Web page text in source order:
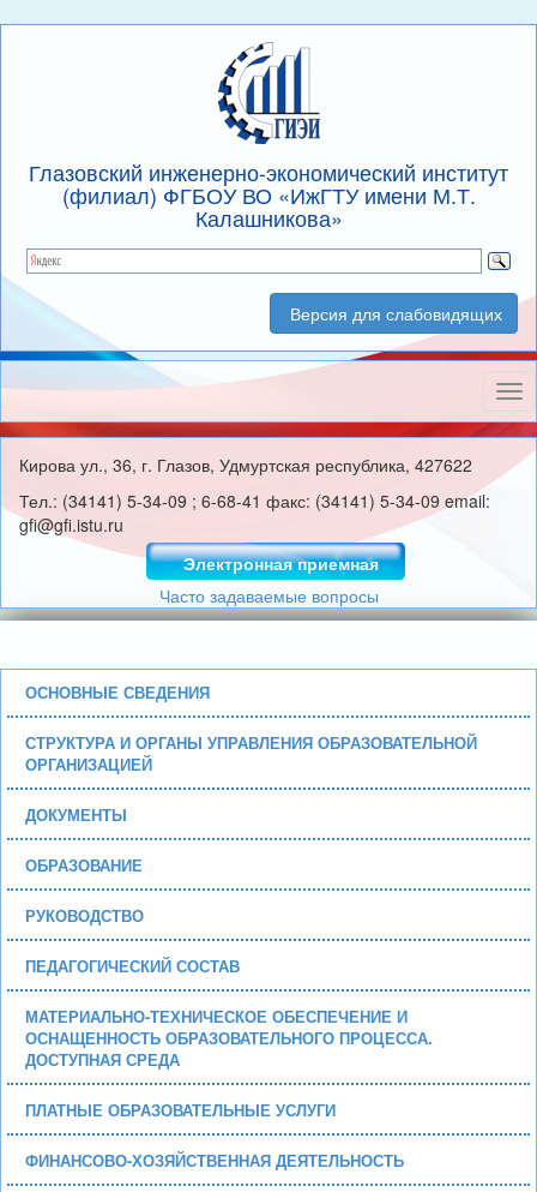
Глазовский инженерно-экономический институт
(филиал) ФГБОУ ВО «ИжГТУ имени М.Т.
Калашникова»
Версия для слабовидящих
Кирова ул., 36, г. Глазов, Удмуртская республика, 427622
Тел.: (34141) 5-34-09 ; 6-68-41 факс: (34141) 5-34-09 email:
gfi@gfi.istu.ru
Электронная приемная
Часто задаваемые вопросы
ОСНОВНЫЕ СВЕДЕНИЯ
СТРУКТУРА И ОРГАНЫ УПРАВЛЕНИЯ ОБРАЗОВАТЕЛЬНОЙ
ОРГАНИЗАЦИЕЙ
ДОКУМЕНТЫ
ОБРАЗОВАНИЕ
РУКОВОДСТВО
ПЕДАГОГИЧЕСКИЙ СОСТАВ
МАТЕРИАЛЬНО-ТЕХНИЧЕСКОЕ ОБЕСПЕЧЕНИЕ И
ОСНАЩЕННОСТЬ ОБРАЗОВАТЕЛЬНОГО ПРОЦЕССА.
ДОСТУПНАЯ СРЕДА
ПЛАТНЫЕ ОБРАЗОВАТЕЛЬНЫЕ УСЛУГИ
ФИНАНСОВО-ХОЗЯЙСТВЕННАЯ ДЕЯТЕЛЬНОСТЬ